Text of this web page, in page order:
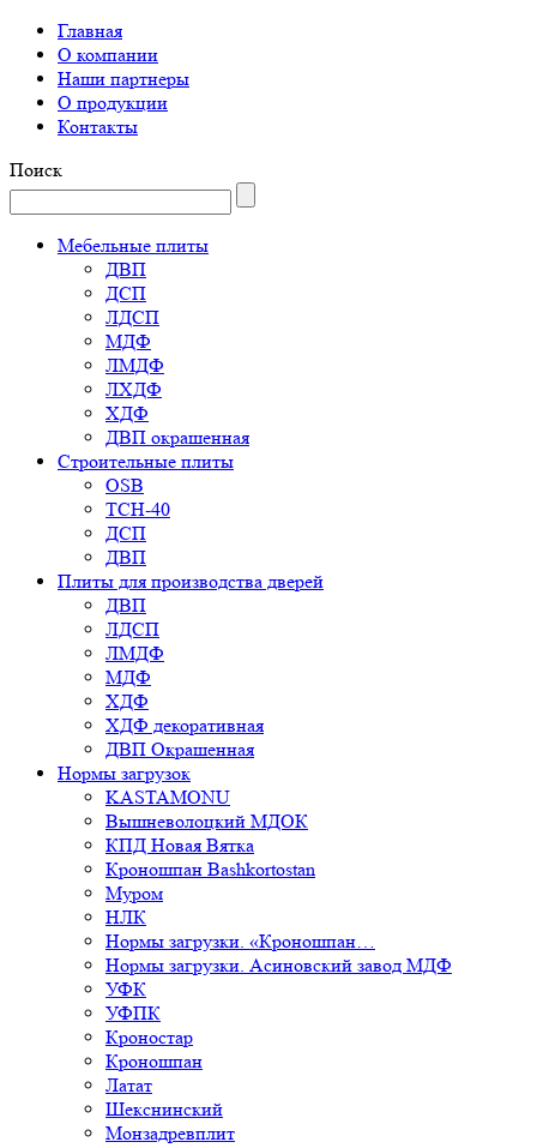
Главная
О компании
Наши партнеры
О продукции
Контакты
Поиск
Мебельные плиты
ДВП
ДСП
ЛДСП
МДФ
ЛМДФ
ЛХДФ
ХДФ
ДВП окрашенная
Строительные плиты
OSB
ТСН-40
ДСП
ДВП
Плиты для производства дверей
ДВП
ЛДСП
ЛМДФ
МДФ
ХДФ
ХДФ декоративная
ДВП Окрашенная
Нормы загрузок
KASTAMONU
Вышневолоцкий МДОК
КПД Новая Вятка
Кроношпан Bashkortostan
Муром
НЛК
Нормы загрузки. «Кроношпан…
Нормы загрузки. Асиновский завод МДФ
УФК
УФПК
Кроностар
Кроношпан
Латат
Шекснинский
Монзадревплит